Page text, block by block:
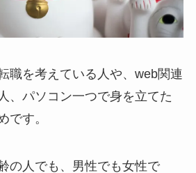
職を考えている人や、web関連
、パソコン一つで身を立てた
です。
の人でも、男性でも女性で